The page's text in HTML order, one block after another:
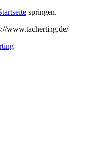
springen.
www.tacherting.de/